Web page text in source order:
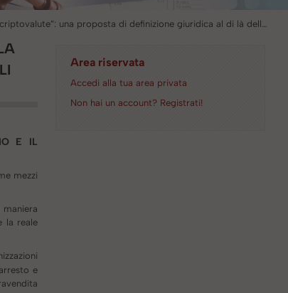
E IL
mezzi
la reale
e
Area riservata
Accedi alla tua area privata
Non hai un account? Registrati!